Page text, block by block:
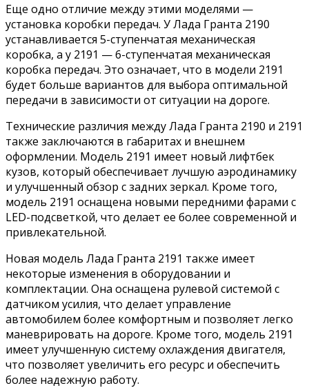
Еще одно отличие между этими моделями —
установка коробки передач. У Лада Гранта 2190
устанавливается 5-ступенчатая механическая
коробка, а у 2191 — 6-ступенчатая механическая
коробка передач. Это означает, что в модели 2191
будет больше вариантов для выбора оптимальной
передачи в зависимости от ситуации на дороге.
Технические различия между Лада Гранта 2190 и 2191
также заключаются в габаритах и внешнем
оформлении. Модель 2191 имеет новый лифтбек
кузов, который обеспечивает лучшую аэродинамику
и улучшенный обзор с задних зеркал. Кроме того,
модель 2191 оснащена новыми передними фарами с
LED-подсветкой, что делает ее более современной и
привлекательной.
Новая модель Лада Гранта 2191 также имеет
некоторые изменения в оборудовании и
комплектации. Она оснащена рулевой системой с
датчиком усилия, что делает управление
автомобилем более комфортным и позволяет легко
маневрировать на дороге. Кроме того, модель 2191
имеет улучшенную систему охлаждения двигателя,
что позволяет увеличить его ресурс и обеспечить
более надежную работу.